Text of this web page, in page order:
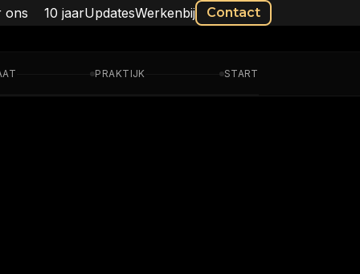
ons 10 jaarUpdatesWerkenbij Contact
PRAKTIJK START